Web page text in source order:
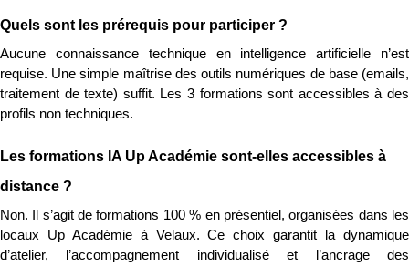
Quels sont les prérequis pour participer ?
Aucune connaissance technique en intelligence artificielle n’est
requise. Une simple maîtrise des outils numériques de base (emails,
traitement de texte) suffit. Les 3 formations sont accessibles à des
profils non techniques.
Les formations IA Up Académie sont-elles accessibles à
distance ?
Non. Il s’agit de formations 100 % en présentiel, organisées dans les
locaux Up Académie à Velaux. Ce choix garantit la dynamique
d’atelier, l’accompagnement individualisé et l’ancrage des